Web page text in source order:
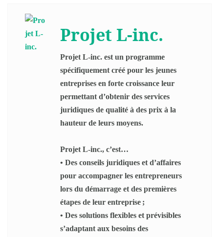
Projet L-inc.
Projet L-inc. est un programme
spécifiquement créé pour les jeunes
entreprises en forte croissance leur
permettant d’obtenir des services
juridiques de qualité à des prix à la
hauteur de leurs moyens.
Projet L-inc., c’est…
• Des conseils juridiques et d’affaires
pour accompagner les entrepreneurs
lors du démarrage et des premières
étapes de leur entreprise ;
• Des solutions flexibles et prévisibles
s’adaptant aux besoins des